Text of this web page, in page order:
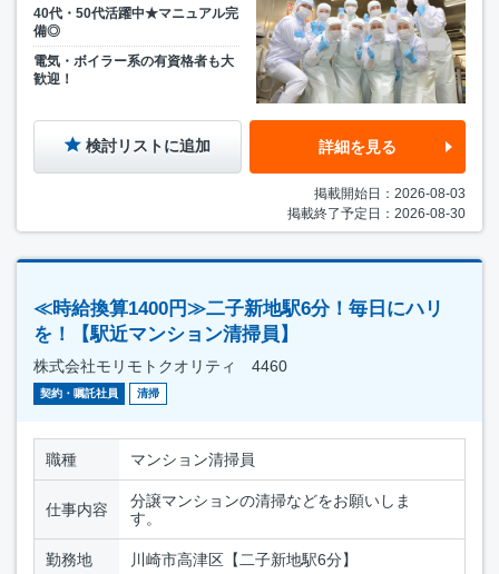
40代・50代活躍中★マニュアル完
備◎
電気・ボイラー系の有資格者も大
歓迎！
検討リストに追加 詳細を見る
掲載開始日：2026-08-03
掲載終了予定日：2026-08-30
≪時給換算1400円≫二子新地駅6分！毎日にハリ
を！【駅近マンション清掃員】
株式会社モリモトクオリティ 4460
契約・嘱託社員 清掃
職種 マンション清掃員
仕事内容
分譲マンションの清掃などをお願いしま
す。
勤務地 川崎市高津区【二子新地駅6分】